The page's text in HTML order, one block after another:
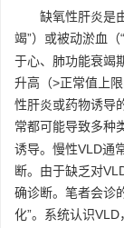
缺氧性肝炎是
竭”）或被动淤血
于心、肺功能衰竭
升高（>正常值上
性肝炎或药物诱导
常都可能导致多种
诱导。慢性VLD通
断。由于缺乏对
确诊断。笔者会诊
化”。系统认识